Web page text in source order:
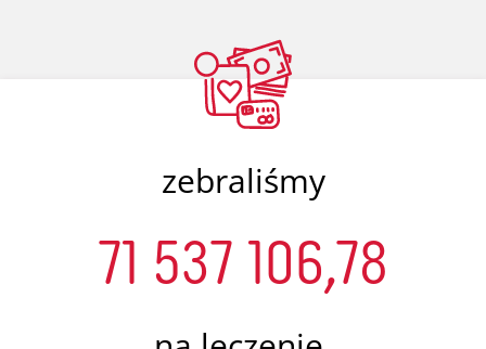
zebraliśmy
71 537 106,78